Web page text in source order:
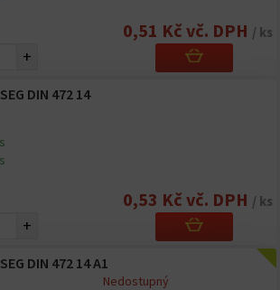
0,51 Kč vč. DPH / ks
+
SEG DIN 472 14
0,53 Kč vč. DPH / ks
+
SEG DIN 472 14 A1
Nedostupný